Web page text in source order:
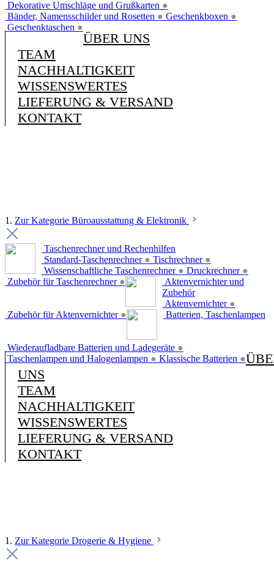
Dekorative Umschläge und Grußkarten ●
Bänder, Namensschilder und Rosetten ● Geschenkboxen ●
Geschenktaschen ●
ÜBER UNS
TEAM
NACHHALTIGKEIT
WISSENSWERTES
LIEFERUNG & VERSAND
KONTAKT
1. Zur Kategorie Büroausstattung & Elektronik
Taschenrechner und Rechenhilfen
Standard-Taschenrechner ● Tischrechner ●
Wissenschaftliche Taschenrechner ● Druckrechner ●
Zubehör für Taschenrechner ●
Aktenvernichter und
Zubehör
Aktenvernichter ●
Zubehör für Aktenvernichter ● Batterien, Taschenlampen
Wiederaufladbare Batterien und Ladegeräte ●
Taschenlampen und Halogenlampen ● Klassische Batterien ●
UNS
TEAM
NACHHALTIGKEIT
WISSENSWERTES
LIEFERUNG & VERSAND
KONTAKT
1. Zur Kategorie Drogerie & Hygiene